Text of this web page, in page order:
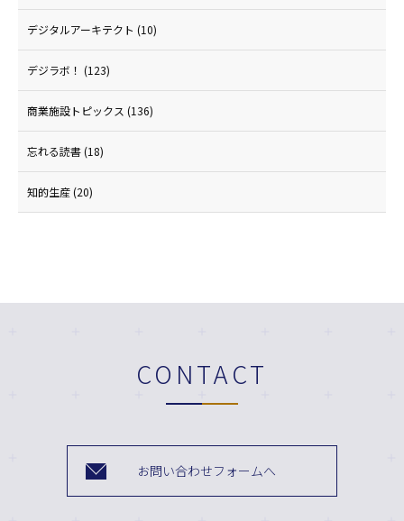
デジタルアーキテクト (10)
デジラボ！ (123)
商業施設トピックス (136)
忘れる読書(18)
知的生産(20)
CONTACT
お問い合わせフォームへ